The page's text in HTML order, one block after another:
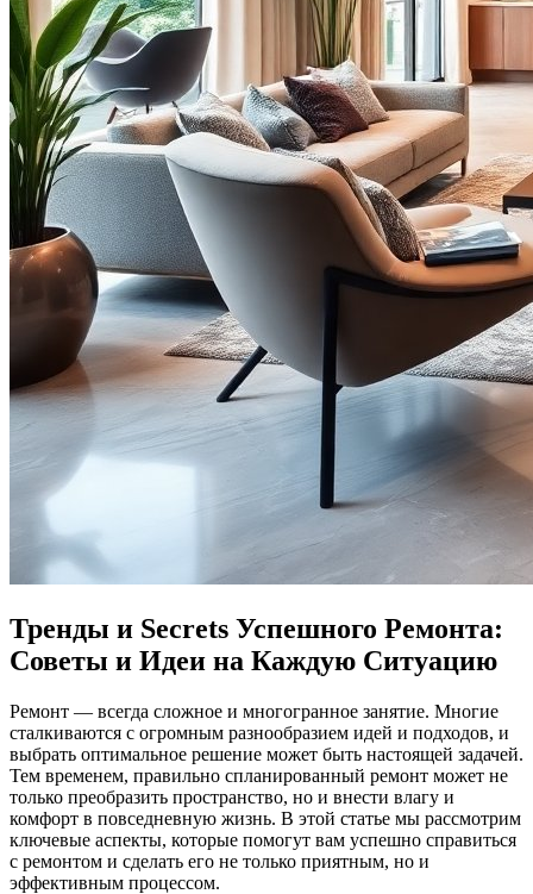
Тренды и Secrets Успешного Ремонта:
Советы и Идеи на Каждую Ситуацию
Ремонт — всегда сложное и многогранное занятие. Многие
сталкиваются с огромным разнообразием идей и подходов, и
выбрать оптимальное решение может быть настоящей задачей.
Тем временем, правильно спланированный ремонт может не
только преобразить пространство, но и внести влагу и
комфорт в повседневную жизнь. В этой статье мы рассмотрим
ключевые аспекты, которые помогут вам успешно справиться
с ремонтом и сделать его не только приятным, но и
эффективным процессом.